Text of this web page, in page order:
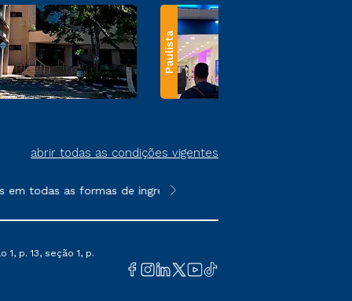
Paulista
abrir todas as condições vigentes
as formas de ingresso, exceto na prova on-line ou
**Semipresencial e EAD são
1, p. 13, seção 1, p.